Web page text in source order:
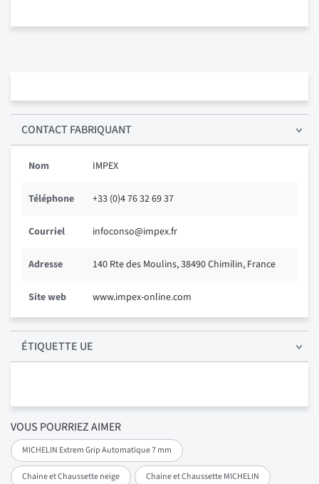
VOUS POURRIEZ AIMER
MICHELIN Extrem Grip Automatique 7 mm
Chaine et Chaussette neige Chaine et Chaussette MICHELIN
CONTACT FABRIQUANT
Nom IMPEX
Téléphone +33 (0)4 76 32 69 37
Courriel infoconso@impex.fr
Adresse 140 Rte des Moulins, 38490 Chimilin, France
Site web www.impex-online.com
ÉTIQUETTE UE